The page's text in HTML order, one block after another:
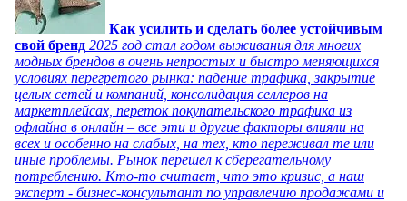
Как усилить и сделать более устойчивым
свой бренд 2025 год стал годом выживания для многих
модных брендов в очень непростых и быстро меняющихся
условиях перегретого рынка: падение трафика, закрытие
целых сетей и компаний, консолидация селлеров на
маркетплейсах, переток покупательского трафика из
офлайна в онлайн – все эти и другие факторы влияли на
всех и особенно на слабых, на тех, кто переживал те или
иные проблемы. Рынок перешел к сберегательному
потреблению. Кто-то считает, что это кризис, а наш
эксперт - бизнес-консультант по управлению продажами и